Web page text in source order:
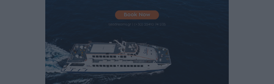
ο 8ος Γερμανός που αγνοούνταν μετά την παράσυρσή
ιστιοφόρου
Τοπικές Ειδήσεις• πριν 14 ώρες